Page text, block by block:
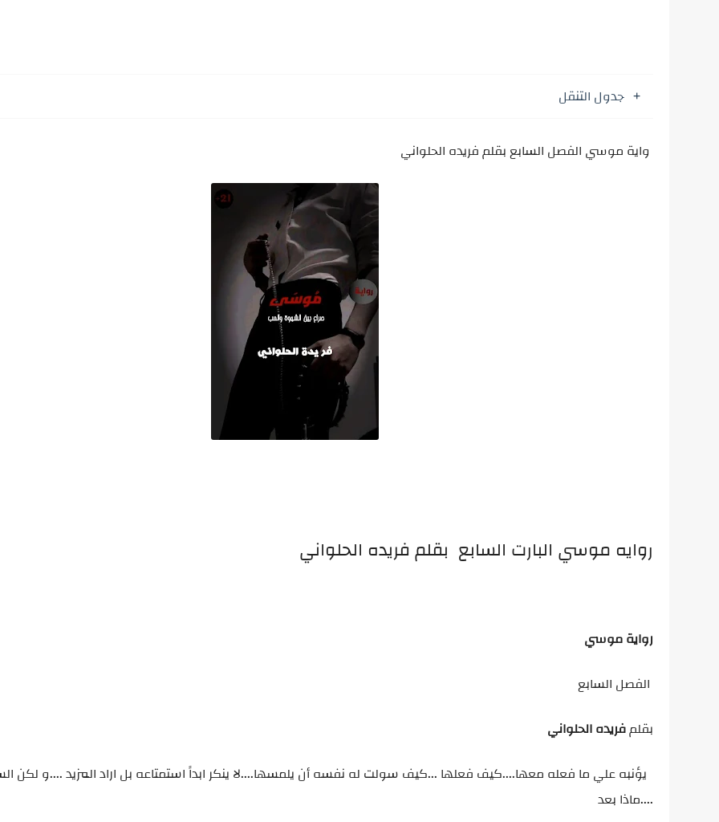
جدول التنقل
واية موسي الفصل السابع بقلم فريده الحلواني
روايه موسي البارت السابع بقلم فريده الحلواني
رواية موسي
الفصل السابع
بقلمفريده الحلواني
يؤنبه علي ما فعله معها....كيف فعلها ...كيف سولت له نفسه أن يلمسها....لا ينكر ابداً استمتاعه بل اراد المزيد ....و لكن
....ماذا بعد